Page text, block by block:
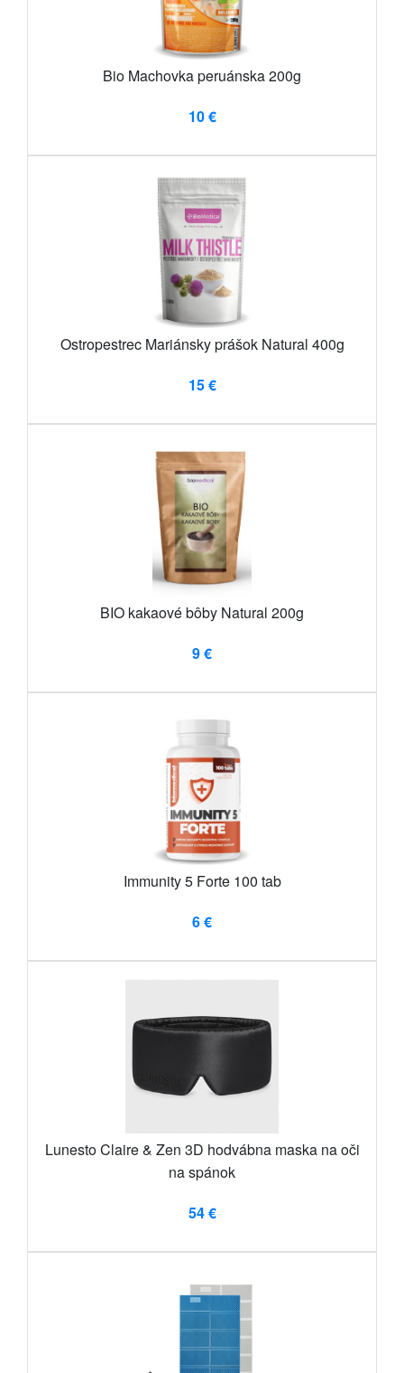
Bio Machovka peruánska 200g
10 €
Ostropestrec Mariánsky prášok Natural 400g
15 €
BIO kakaové bôby Natural 200g
9 €
Immunity 5 Forte 100 tab
6 €
Lunesto Claire & Zen 3D hodvábna maska ​​na oči
na spánok
54 €